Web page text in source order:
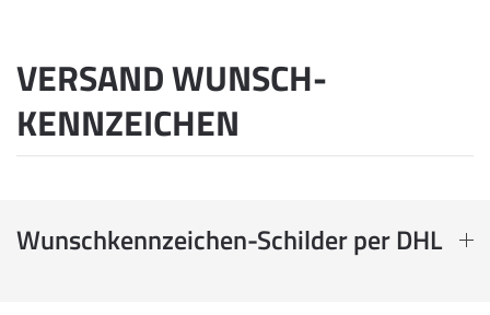
VERSAND WUNSCH­
KENNZEICHEN
Wunschkennzeichen-Schilder per DHL